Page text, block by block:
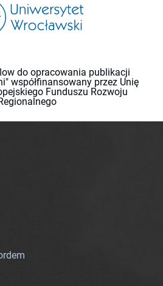
do opracowania publikacji
współfinansowany przez Unię
Funduszu Rozwoju